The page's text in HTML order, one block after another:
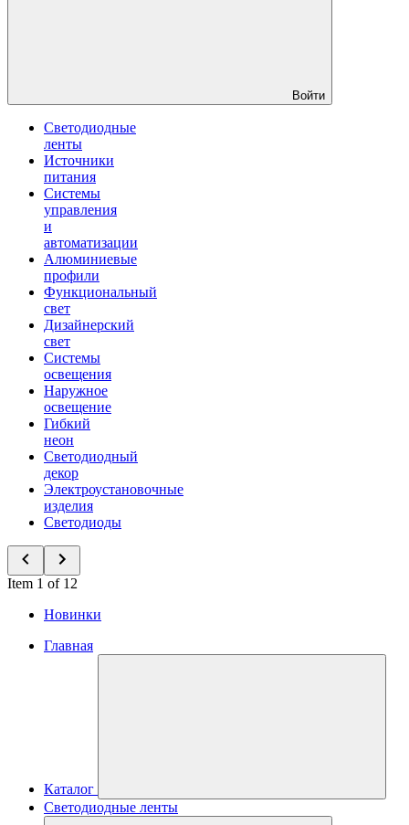
Войти
Светодиодные
ленты
Источники
питания
Системы
управления
и
автоматизации
Алюминиевые
профили
Функциональный
свет
Дизайнерский
свет
Системы
освещения
Наружное
освещение
Гибкий
неон
Светодиодный
декор
Электроустановочные
изделия
Светодиоды
Item 1 of 12
Новинки
Главная
Каталог
Светодиодные ленты